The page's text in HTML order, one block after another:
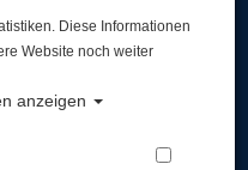
Diese Informationen
Website noch weiter
anzeigen